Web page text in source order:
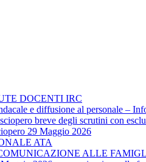
DOCENTI IRC
e diffusione al personale –
breve degli scrutini con
29 Maggio 2026
ATA
ALLE